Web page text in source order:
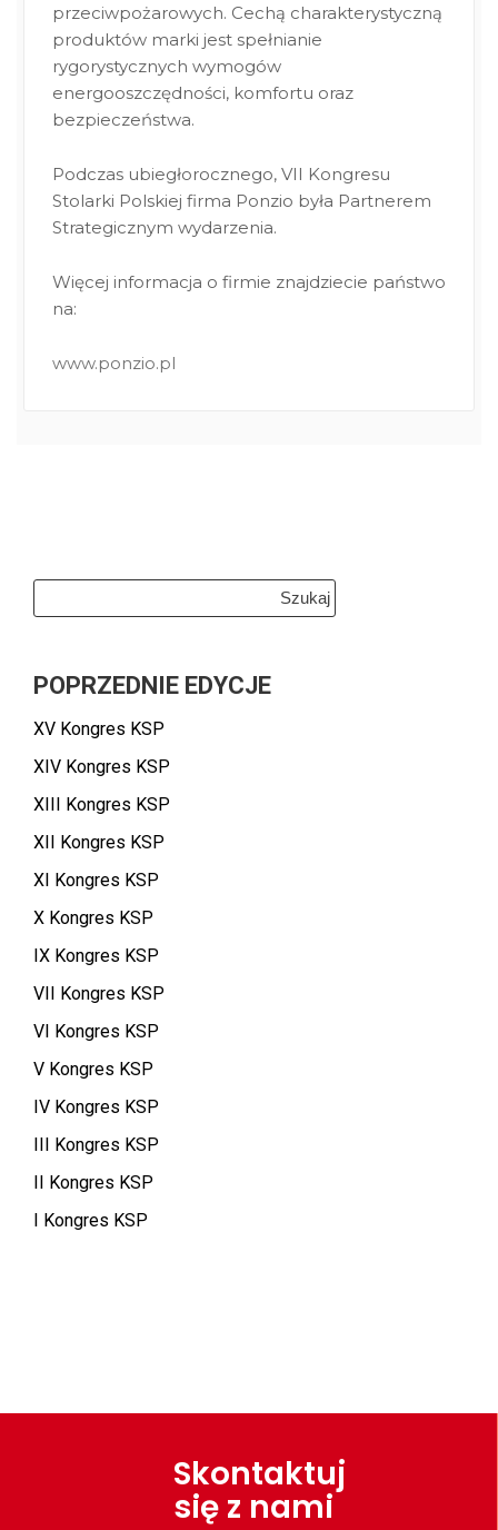
przeciwpożarowych. Cechą charakterystyczną
produktów marki jest spełnianie
rygorystycznych wymogów
energooszczędności, komfortu oraz
bezpieczeństwa.
Podczas ubiegłorocznego, VII Kongresu
Stolarki Polskiej firma Ponzio była Partnerem
Strategicznym wydarzenia.
Więcej informacja o firmie znajdziecie państwo
na:
www.ponzio.pl
POPRZEDNIE EDYCJE
XV Kongres KSP
XIV Kongres KSP
XIII Kongres KSP
XII Kongres KSP
XI Kongres KSP
X Kongres KSP
IX Kongres KSP
VII Kongres KSP
VI Kongres KSP
V Kongres KSP
IV Kongres KSP
III Kongres KSP
II Kongres KSP
I Kongres KSP
Skontaktuj
się z nami